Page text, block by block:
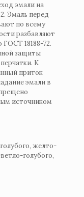
эмали на
Эмаль перед
по всему
разбавляют
18188-72.
защиты
К
приток
эмали в
источником
желто-
голубого,